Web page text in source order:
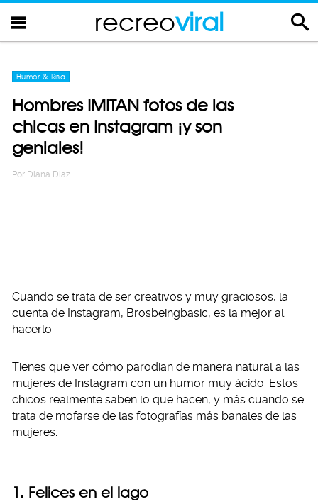
recreoviral
Humor & Risa
Hombres IMITAN fotos de las
chicas en Instagram ¡y son
geniales!
Por Diana Diaz
Cuando se trata de ser creativos y muy graciosos, la
cuenta de Instagram, Brosbeingbasic, es la mejor al
hacerlo.
Tienes que ver cómo parodian de manera natural a las
mujeres de Instagram con un humor muy ácido. Estos
chicos realmente saben lo que hacen, y más cuando se
trata de mofarse de las fotografías más banales de las
mujeres.
1. Felices en el lago